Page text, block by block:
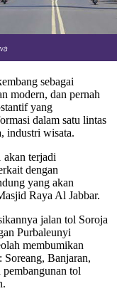
sebagai
modern, dan pernah
yang
dalam satu lintas
industri wisata.
akan terjadi
dengan
yang akan
Raya Al Jabbar.
jalan tol Soroja
Purbaleunyi
membumikan
Soreang, Banjaran,
tol